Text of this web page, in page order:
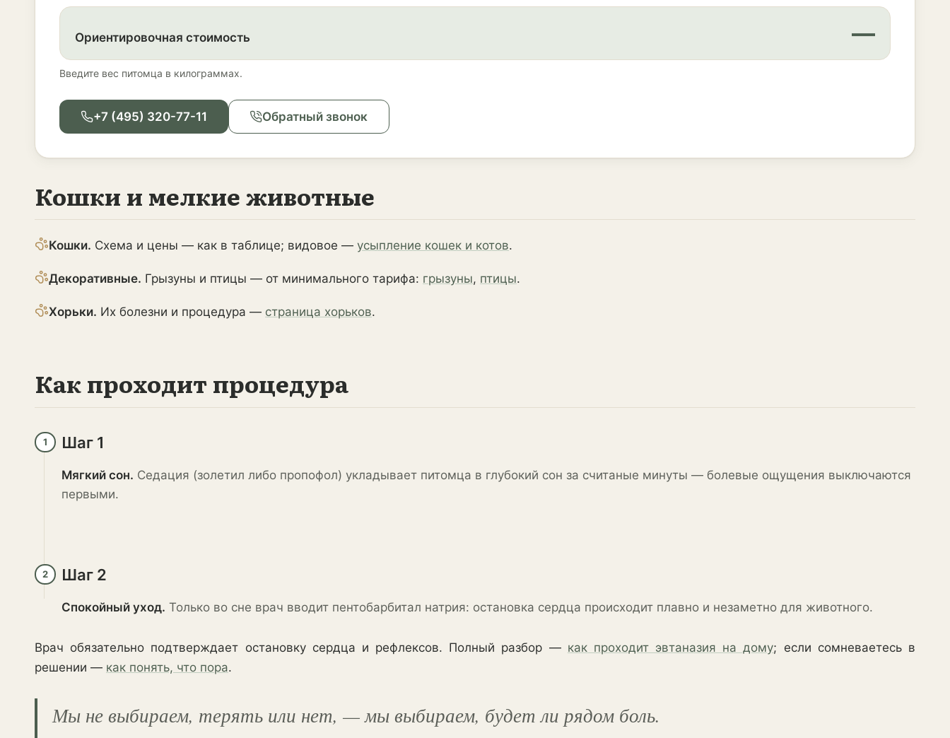
Ориентировочная стоимость —
Введите вес питомца в килограммах.
+7 (495) 320-77-11 Обратный звонок
Кошки и мелкие животные
Кошки. Схема и цены — как в таблице; видовое — усыпление кошек и котов.
Декоративные. Грызуны и птицы — от минимального тарифа: грызуны, птицы.
Хорьки. Их болезни и процедура — страница хорьков.
Как проходит процедура
1 Шаг 1
Мягкий сон. Седация (золетил либо пропофол) укладывает питомца в глубокий сон за считаные минуты — болевые ощущения выключаются
первыми.
2 Шаг 2
Спокойный уход. Только во сне врач вводит пентобарбитал натрия: остановка сердца происходит плавно и незаметно для животного.
Врач обязательно подтверждает остановку сердца и рефлексов. Полный разбор — как проходит эвтаназия на дому; если сомневаетесь в
решении — как понять, что пора.
Мы не выбираем, терять или нет, — мы выбираем, будет ли рядом боль.